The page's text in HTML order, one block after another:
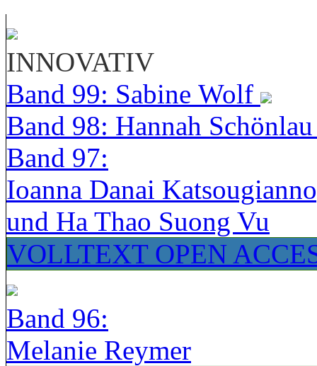
INNOVATIV
Band 99: Sabine Wolf
Band 98: Hannah
Band 97:
Ioanna Danai
und Ha Thao Suong Vu
VOLLTEXT OPEN
Band 96:
Melanie Reymer